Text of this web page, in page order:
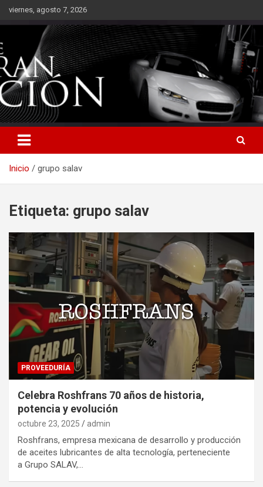
Saltarviernes, agosto 7, 2026
Inicio grupo salav
Etiqueta: grupo salav
PROVEEDURÍA
Celebra Roshfrans 70 años de historia,
potencia y evolución
octubre 23, 2025 admin
Roshfrans, empresa mexicana de desarrollo y producción
de aceites lubricantes de alta tecnología, perteneciente
a Grupo SALAV,…